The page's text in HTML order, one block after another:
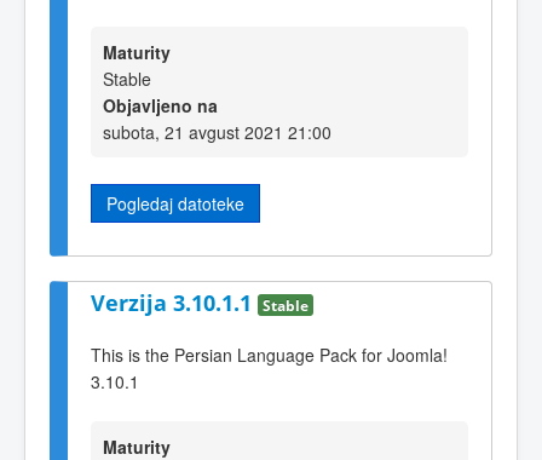
Maturity
Stable
Objavljeno na
subota, 21 avgust 2021 21:00
Pogledaj datoteke
Verzija 3.10.1.1 Stable
This is the Persian Language Pack for Joomla!
3.10.1
Maturity